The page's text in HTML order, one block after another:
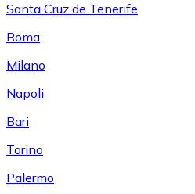
Santa Cruz de Tenerife
Roma
Milano
Napoli
Bari
Torino
Palermo